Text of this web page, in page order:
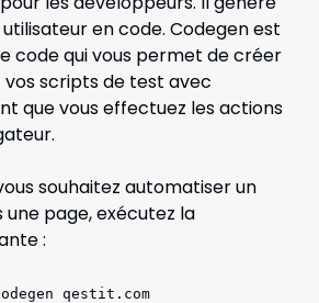
en code. Codegen est
code qui vous permet de créer
scripts de test avec
que vous effectuez les actions
souhaitez automatiser un
page, exécutez la
:
qestit.com